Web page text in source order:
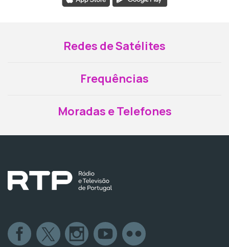
Redes de Satélites
Frequências
Moradas e Telefones